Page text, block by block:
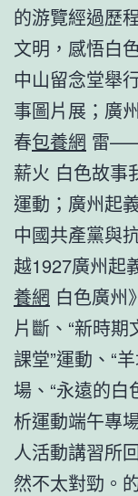
的游覽經過歷
文明，感悟白
中山留念堂舉
事圖片展；廣
春包養網 雷——
薪火 白色故事
運動；廣州起
中國共產黨與
越1927廣州起
養網 白色廣州
片斷、“新時
課堂”運動、“
場、“永遠的
析運動端午專
人活動講習所
然不太對勁。